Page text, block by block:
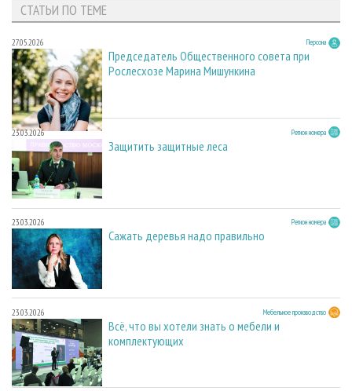
СТАТЬИ ПО ТЕМЕ
27.05.2026 Персона
Председатель Общественного совета при
Рослесхозе Марина Мишункина
23.03.2026 Регион номера
Защитить защитные леса
23.03.2026 Регион номера
Сажать деревья надо правильно
23.03.2026 Мебельное производство
Всё, что вы хотели знать о мебели и
комплектующих